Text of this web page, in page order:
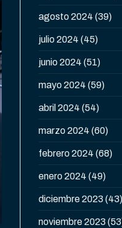
agosto 2024 (39)
julio 2024 (45)
junio 2024 (51)
mayo 2024 (59)
abril 2024 (54)
marzo 2024 (60)
febrero 2024 (68)
enero 2024 (49)
diciembre 2023 (43)
noviembre 2023